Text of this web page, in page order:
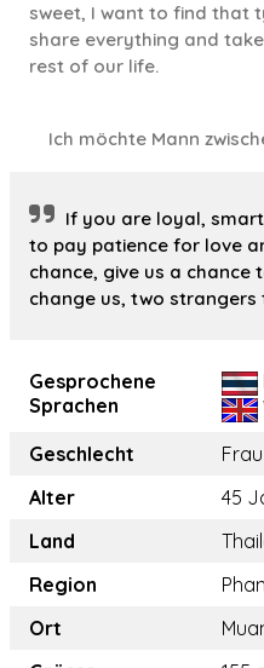
sweet, I want to find that
share everything and
rest of our life.
Ich möchte Mann
If you are loyal,
to pay patience for love
chance, give us a chance
change us, two strangers
Gesprochene
Sprachen
Geschlecht
Frau
Alter
45
Land
Region
Ort